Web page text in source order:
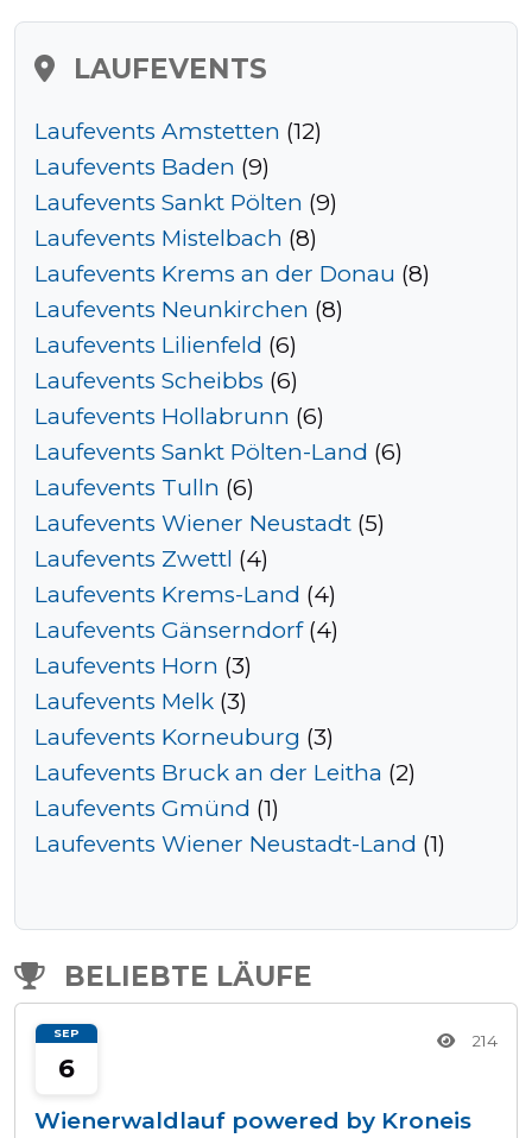
hinzufügen
LAUFEVENTS
Laufevents Amstetten (12)
Laufevents Baden (9)
Laufevents Sankt Pölten (9)
Laufevents Mistelbach (8)
Laufevents Krems an der Donau (8)
Laufevents Neunkirchen (8)
Laufevents Lilienfeld (6)
Laufevents Scheibbs (6)
Laufevents Hollabrunn (6)
Laufevents Sankt Pölten-Land (6)
Laufevents Tulln (6)
Laufevents Wiener Neustadt (5)
Laufevents Zwettl (4)
Laufevents Krems-Land (4)
Laufevents Gänserndorf(4)
Laufevents Horn (3)
Laufevents Melk (3)
Laufevents Korneuburg (3)
Laufevents Bruck an der Leitha (2)
Laufevents Gmünd (1)
Laufevents Wiener Neustadt-Land (1)
BELIEBTE LÄUFE
SEP
6
214
Wienerwaldlauf powered by Kroneis